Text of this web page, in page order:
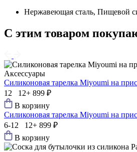
Нержавеющая сталь, Пищевой
С этим товаром
Аксессуары
Силиконовая тарелка Мiyoumi на
12 12+ 899 ₽
В корзину
Силиконовая тарелка Мiyoumi на
6-12 12+ 899 ₽
В корзину